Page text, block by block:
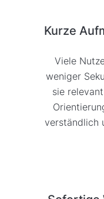
Kurze
Viele
weniger
sie
verständlich